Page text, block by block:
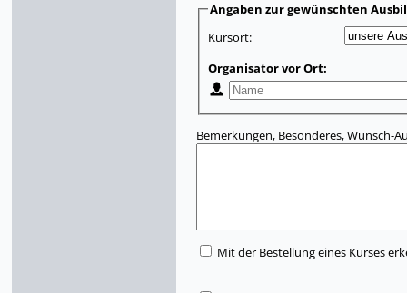
Angaben zur gewünschten
Kursort:
Organisator vor Ort:
Bemerkungen, Besonderes, Wunsch-
Mit der Bestellung eines Kurses